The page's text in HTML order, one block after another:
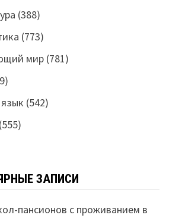
(388)
(773)
мир(781)
(542)
(555)
ЗАПИСИ
пансионов с проживанием в